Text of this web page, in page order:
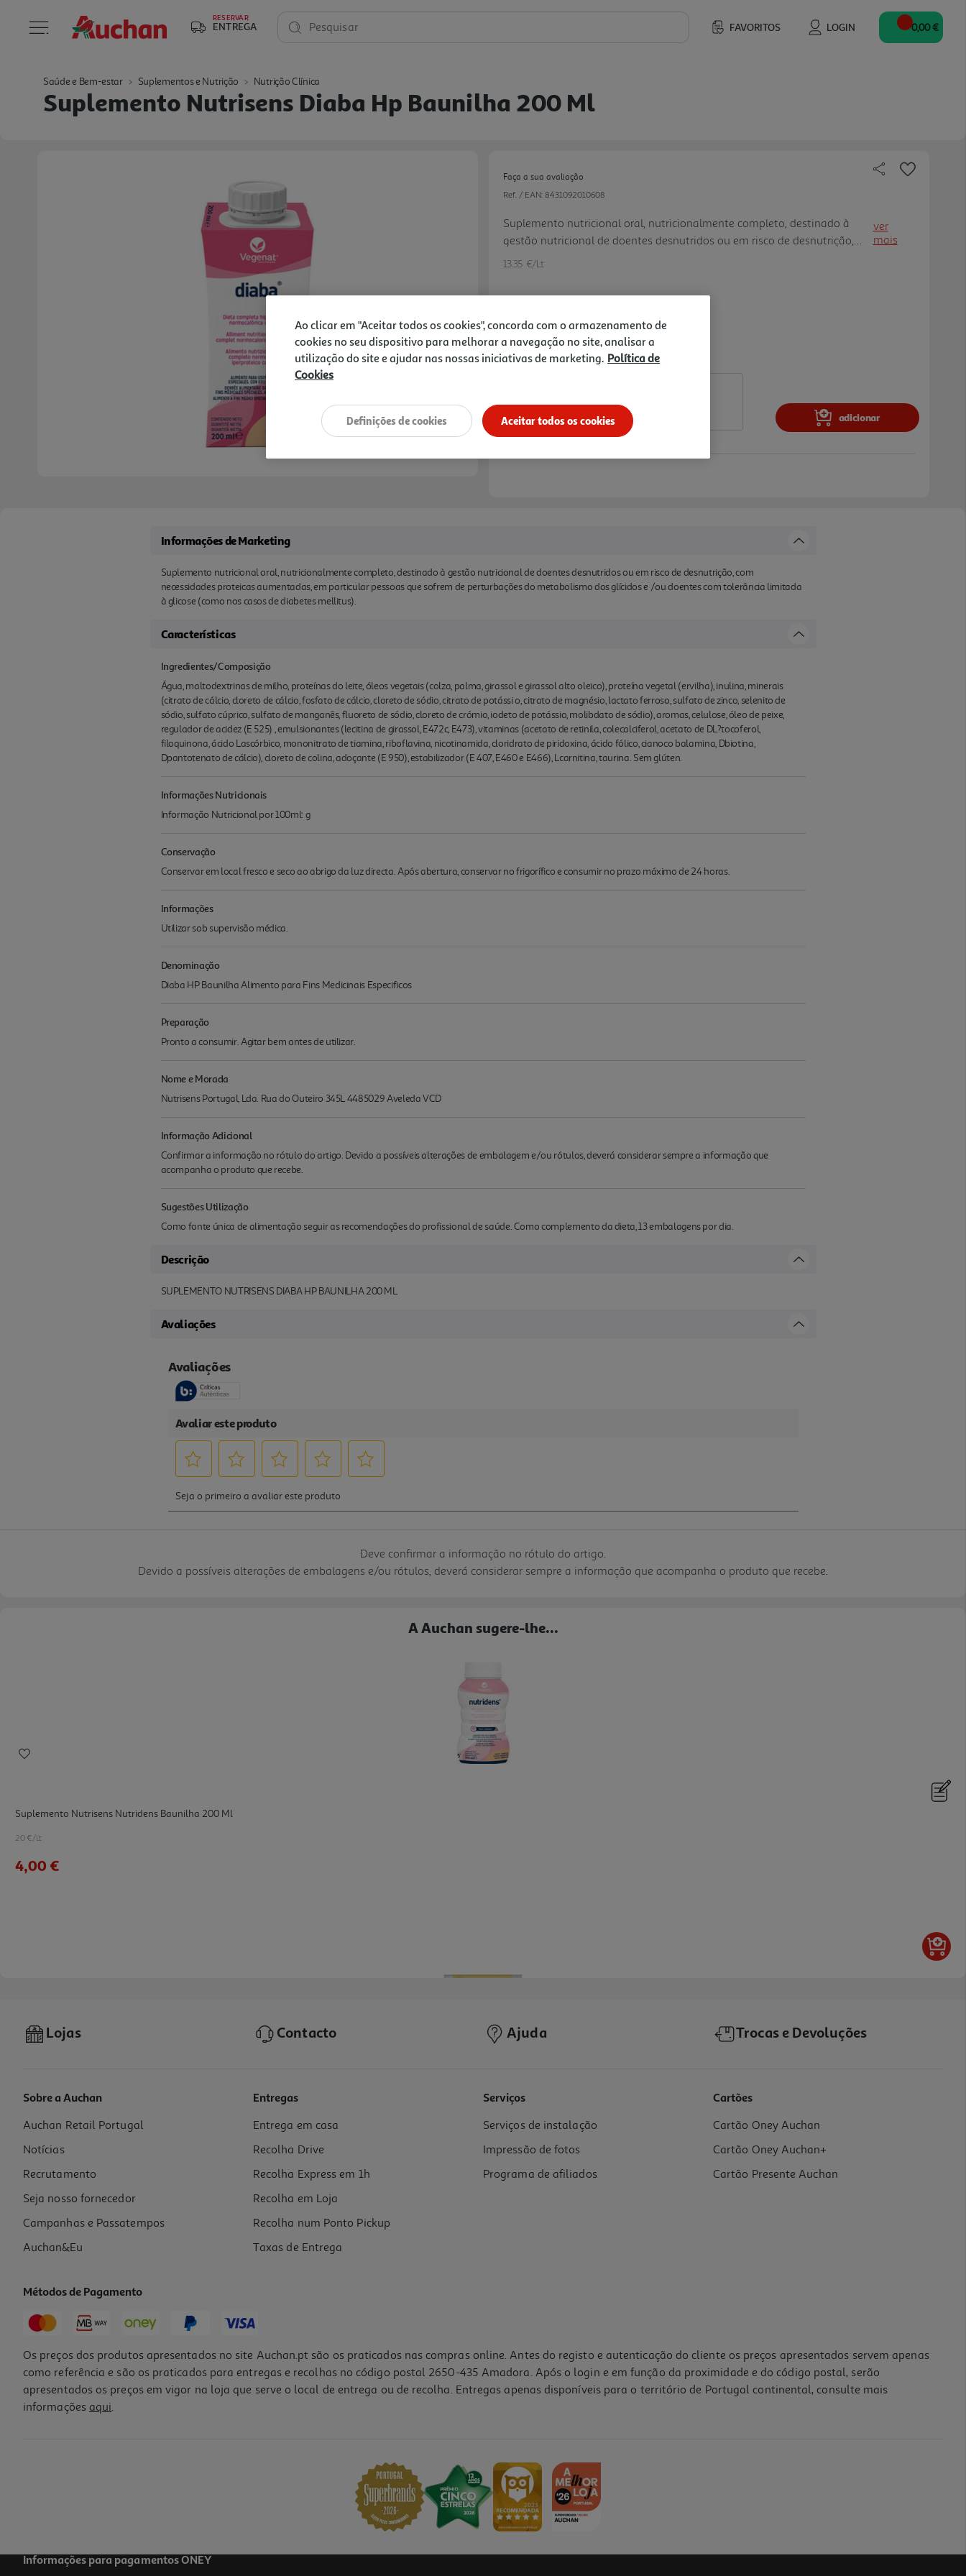
RESERVAR
ENTREGA FAVORITOS LOGIN
Pesquisar 0,00 €
Saúde e Bem-estar Suplementos e Nutrição Nutrição Clínica
Suplemento Nutrisens Diaba Hp Baunilha 200 Ml
Faça a sua avaliação
Ref. / EAN: 8431092010608
Suplemento nutricional oral, nutricionalmente completo, destinado à
gestão nutricional de doentes desnutridos ou em risco de desnutrição,
com necessidades proteicas aumentadas, em particular pessoas que
tolerância limitada à glicose (como nos casos de diabetes mellitus).
ver
mais
13.35 €/Lt
2,67 €
Notas de preparação
adicionar
Informações de Marketing
Suplemento nutricional oral, nutricionalmente completo, destinado à gestão nutricional de doentes desnutridos ou em risco de desnutrição, com
necessidades proteicas aumentadas, em particular pessoas que sofrem de perturbações do metabolismo dos glícidos e /ou doentes com tolerância limitada
à glicose (como nos casos de diabetes mellitus).
Características
Ingredientes/Composição
Água, maltodextrinas de milho, proteínas do leite, óleos vegetais (colza, palma, girassol e girassol alto oleico), proteína vegetal (ervilha), inulina, minerais
(citrato de cálcio, cloreto de cálcio, fosfato de cálcio, cloreto de sódio, citrato de potássi o, citrato de magnésio, lactato ferroso, sulfato de zinco, selenito de
sódio, sulfato cúprico, sulfato de manganês, fluoreto de sódio, cloreto de crómio, iodeto de potássio, molibdato de sódio), aromas, celulose, óleo de peixe,
regulador de acidez (E 525) , emulsionantes (lecitina de girassol, E472c, E473), vitaminas (acetato de retinila, colecalciferol, acetato de DL?tocoferol,
filoquinona, ácido Lascórbico, mononitrato de tiamina, riboflavina, nicotinamida, cloridrato de piridoxina, ácido fólico, cianoco balamina, Dbiotina,
Dpantotenato de cálcio), cloreto de colina, adoçante (E 950), estabilizador (E 407, E460 e E466), Lcarnitina, taurina. Sem glúten.
Informações Nutricionais
Informação Nutricional por 100ml: g
Conservação
Conservar em local fresco e seco ao abrigo da luz directa. Após abertura, conservar no frigorífico e consumir no prazo máximo de 24 horas.
Informações
Utilizar sob supervisão médica.
Denominação
Diaba HP Baunilha Alimento para Fins Medicinais Especificos
Preparação
Pronto a consumir. Agitar bem antes de utilizar.
Nome e Morada
Nutrisens Portugal, Lda. Rua do Outeiro 345L 4485029 Aveleda VCD
Informação Adicional
Confirmar a informação no rótulo do artigo. Devido a possíveis alterações de embalagem e/ou rótulos, deverá considerar sempre a informação que
acompanha o produto que recebe.
Sugestões Utilização
Como fonte única de alimentação seguir as recomendações do profissional de saúde. Como complemento da dieta, 13 embalagens por dia.
Descrição
SUPLEMENTO NUTRISENS DIABA HP BAUNILHA 200 ML
Avaliações
Deve confirmar a informação no rótulo do artigo.
Devido a possíveis alterações de embalagens e/ou rótulos, deverá considerar sempre a informação que acompanha o produto que recebe.
A Auchan sugere-lhe...
Suplemento Nutrisens Nutridens Baunilha 200 Ml
20 €/Lt
4,00 €
Cereais Nutrisens Vplus Multifrutas S/leit 1000g
19.95 €/un
19,95 €
Lojas Contacto Ajuda Trocas e Devoluções
Sobre a Auchan
Auchan Retail Portugal
Notícias
Recrutamento
Seja nosso fornecedor
Campanhas e Passatempos
Auchan&Eu
Entregas
Entrega em casa
Recolha Drive
Recolha Express em 1h
Recolha em Loja
Recolha num Ponto Pickup
Taxas de Entrega
Serviços
Serviços de instalação
Impressão de fotos
Programa de afiliados
Cartões
Cartão Oney Auchan
Cartão Oney Auchan+
Cartão Presente Auchan
Métodos de Pagamento
Os preços dos produtos apresentados no site Auchan.pt são os praticados nas compras online. Antes do registo e autenticação do cliente os preços apresentados servem apenas
como referência e são os praticados para entregas e recolhas no código postal 2650-435 Amadora. Após o login e em função da proximidade e do código postal, serão
apresentados os preços em vigor na loja que serve o local de entrega ou de recolha. Entregas apenas disponíveis para o território de Portugal continental, consulte mais
informações aqui.
Informações para pagamentos ONEY
Ao clicar em "Aceitar todos os cookies", concorda com o armazenamento de
cookies no seu dispositivo para melhorar a navegação no site, analisar a
utilização do site e ajudar nas nossas iniciativas de marketing. Política de
Cookies
Aceitar todos os cookies
Definições de cookies